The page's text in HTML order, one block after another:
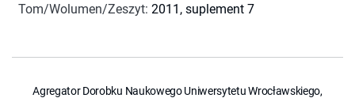
Tom/Wolumen/Zeszyt: 2011, suplement 7
Agregator Dorobku Naukowego Uniwersytetu Wrocławskiego,